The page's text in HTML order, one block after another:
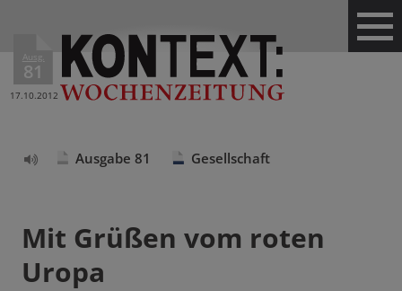
Ausg.
81
17.10.2012
Ausgabe 81 Gesellschaft
Mit Grüßen vom roten
Uropa